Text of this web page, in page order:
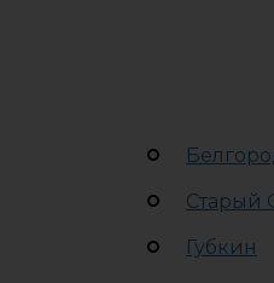
Старый
Губкин